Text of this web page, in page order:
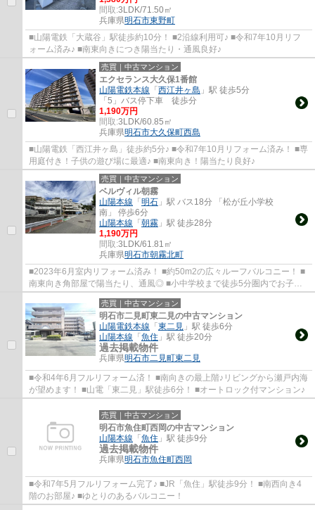
間取:3LDK/71.50㎡
兵庫県明石市東野町
■山陽電鉄「大蔵谷」駅徒歩約10分！ ■2沿線利用可♪ ■令和7年10月リフ
ォーム済み♪ ■南東向きにつき陽当たり・通風良好♪
売買｜中古マンション
エクセランス大久保1番館
山陽電鉄本線 「西江井ヶ島 」駅 徒歩5分
「5」バス停下車 徒歩分
1,190万円
間取:3LDK/60.85㎡
兵庫県明石市大久保町西島
■山陽電鉄「西江井ヶ島」徒歩約5分♪ ■令和7年10月リフォーム済み！ ■専
用庭付き！子供の遊び場に最適♪ ■南東向き！陽当たり良好♪
売買｜中古マンション
ベルヴィル朝霧
山陽本線 「明石 」駅 バス18分 「松が丘小学校
南」 停歩6分
山陽本線 「朝霧 」駅 徒歩28分
1,190万円
間取:3LDK/61.81㎡
兵庫県明石市朝霧北町
■2023年6月室内リフォーム済み！ ■約50m2の広々ルーフバルコニー！ ■
南東向き角部屋で陽当たり、通風◎ ■小中学校まで徒歩5分圏内でお子様
を安心して送り出せます！
売買｜中古マンション
明石市二見町東二見の中古マンション
山陽電鉄本線 「東二見 」駅 徒歩6分
山陽本線 「魚住 」駅 徒歩20分
過去掲載物件
兵庫県明石市二見町東二見
■令和4年6月フルリフォーム済！ ■南向きの最上階♪リビングから瀬戸内海
が望めます！ ■山電「東二見」駅徒歩6分！ ■オートロック付マンション♪
売買｜中古マンション
明石市魚住町西岡の中古マンション
山陽本線 「魚住 」駅 徒歩9分
過去掲載物件
兵庫県明石市魚住町西岡
■令和7年5月フルリフォーム完了♪ ■JR「魚住」駅徒歩9分！ ■南西向き4
階のお部屋♪ ■ゆとりのあるバルコニー！